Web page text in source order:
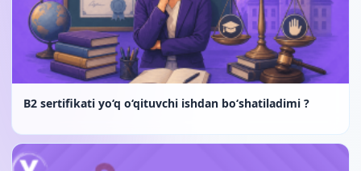
B2 sertifikati yo‘q o‘qituvchi ishdan bo‘shatiladimi ?